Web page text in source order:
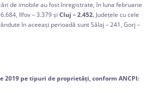
de imobile au fost înregistrate, în luna februarie
Ilfov – 3.379 și Cluj – 2.452. Județele cu cele
în aceeași perioadă sunt Sălaj – 241, Gorj –
2019 pe tipuri de proprietăţi, conform ANCPI: